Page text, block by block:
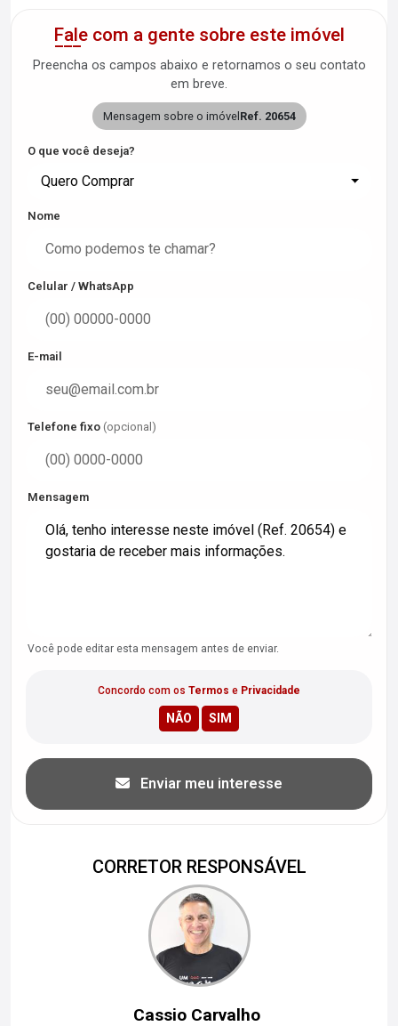
Fale com a gente sobre este imóvel
Preencha os campos abaixo e retornamos o seu contato
em breve.
Mensagem sobre o imóvel Ref. 20654
O que você deseja?
Quero Comprar
Nome
Celular / WhatsApp
E-mail
Telefone fixo (opcional)
Mensagem
Você pode editar esta mensagem antes de enviar.
Concordo com os Termos e Privacidade
Enviar meu interesse
CORRETOR RESPONSÁVEL
Cassio Carvalho